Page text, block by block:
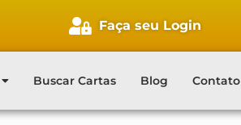
Faça seu Login
Buscar Cartas Blog Contato